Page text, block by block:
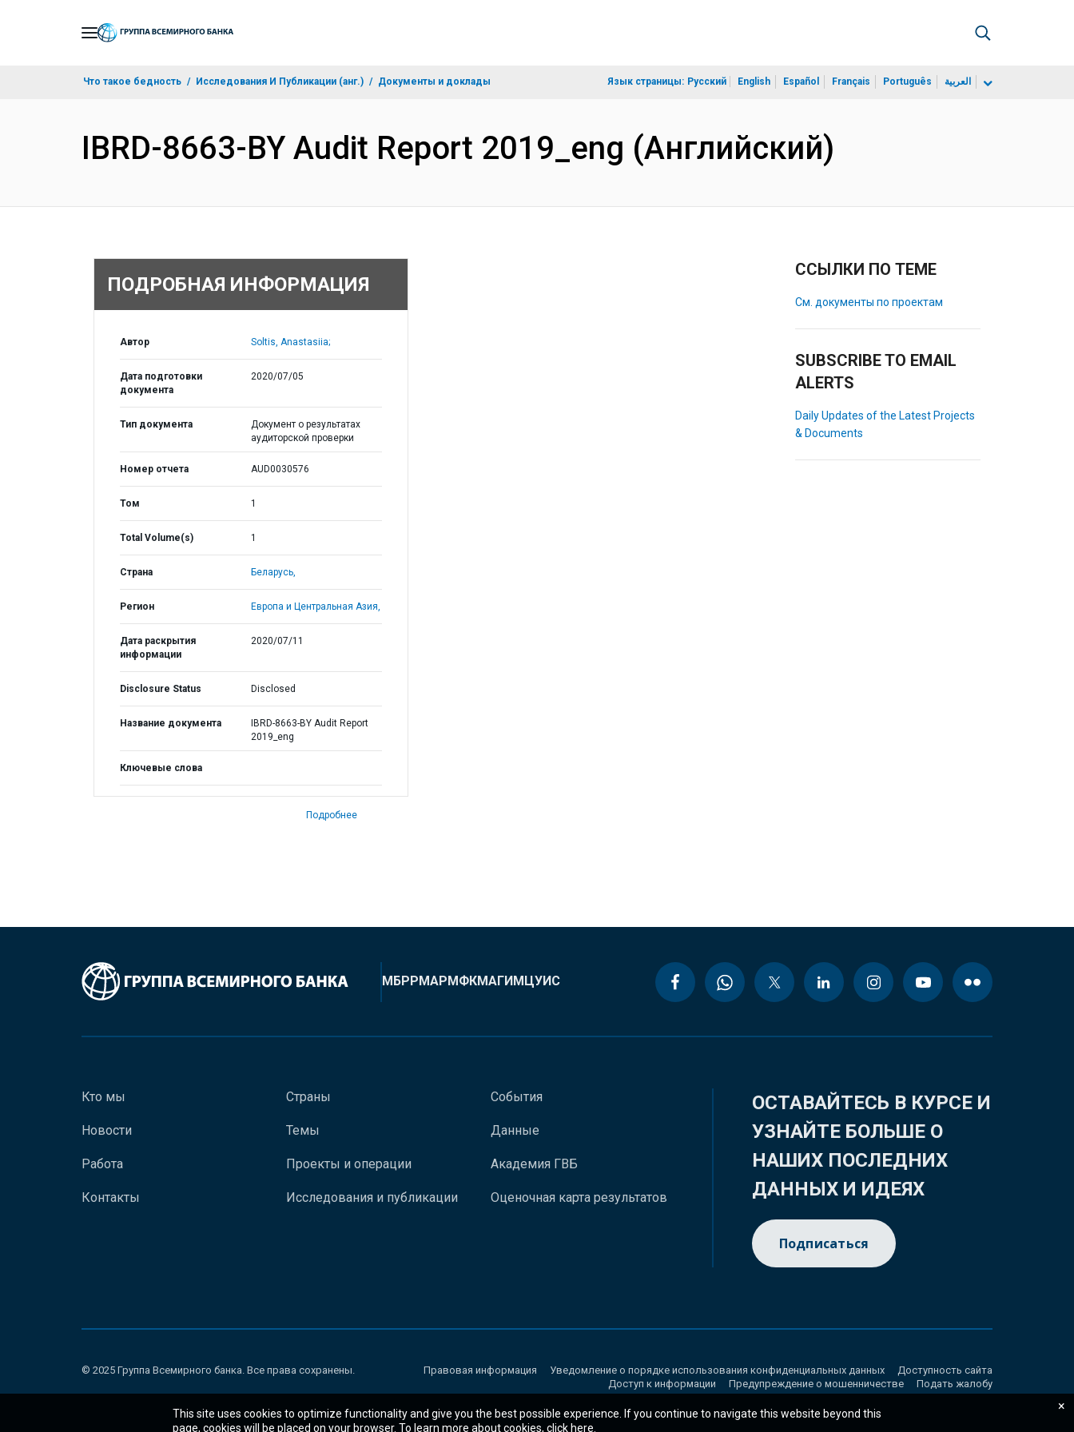
Что такое бедность Исследования И Публикации (анг.) Документы и доклады Язык страницы: Русский English Español Français Português العربية
IBRD-8663-BY Audit Report 2019_eng (Английский)
ПОДРОБНАЯ ИНФОРМАЦИЯ
Автор Soltis, Anastasiia;
Дата подготовки
документа
2020/07/05
Тип документа
Документ о результатах
аудиторской проверки
Номер отчета AUD0030576
Том 1
Total Volume(s) 1
Страна Беларусь,
Регион Европа и Центральная Азия,
Дата раскрытия
информации
2020/07/11
Disclosure Status Disclosed
Название документа
IBRD-8663-BY Audit Report
2019_eng
Ключевые слова
Подробнее
ССЫЛКИ ПО ТЕМЕ
См. документы по проектам
SUBSCRIBE TO EMAIL
ALERTS
Daily Updates of the Latest Projects
& Documents
МБРРМАРМФКМАГИМЦУИС
Кто мы
Новости
Работа
Контакты
Страны
Темы
Проекты и операции
Исследования и публикации
События
Данные
Академия ГВБ
Оценочная карта результатов
ОСТАВАЙТЕСЬ В КУРСЕ И
УЗНАЙТЕ БОЛЬШЕ О
НАШИХ ПОСЛЕДНИХ
ДАННЫХ И ИДЕЯХ
Подписаться
© 2025 Группа Всемирного банка. Все права сохранены. Правовая информация Уведомление о порядке использования конфиденциальных данных
Доступность сайта
Доступ к информации
Предупреждение о мошенничестве Подать жалобу
This site uses cookies to optimize functionality and give you the best possible experience. If you continue to navigate this website beyond this
page, cookies will be placed on your browser. To learn more about cookies, click here
×